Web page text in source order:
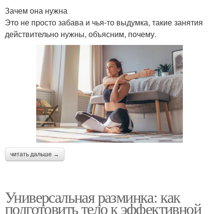
Зачем она нужна
Это не просто забава и чья-то выдумка, такие занятия
действительно нужны, объясним, почему.
читать дальше →
Универсальная разминка: как
подготовить тело к эффективной